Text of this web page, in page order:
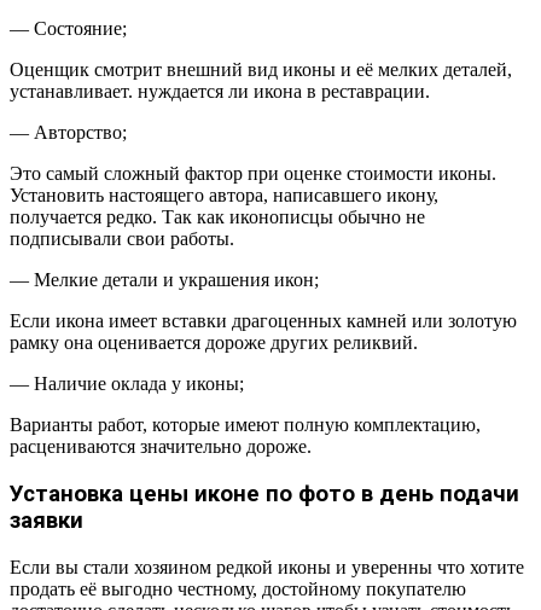
— Состояние;
Оценщик смотрит внешний вид иконы и её мелких деталей,
устанавливает. нуждается ли икона в реставрации.
— Авторство;
Это самый сложный фактор при оценке стоимости иконы.
Установить настоящего автора, написавшего икону,
получается редко. Так как иконописцы обычно не
подписывали свои работы.
— Мелкие детали и украшения икон;
Если икона имеет вставки драгоценных камней или золотую
рамку она оценивается дороже других реликвий.
— Наличие оклада у иконы;
Варианты работ, которые имеют полную комплектацию,
расцениваются значительно дороже.
Установка цены иконе по фото в день подачи
заявки
Если вы стали хозяином редкой иконы и уверенны что хотите
продать её выгодно честному, достойному покупателю